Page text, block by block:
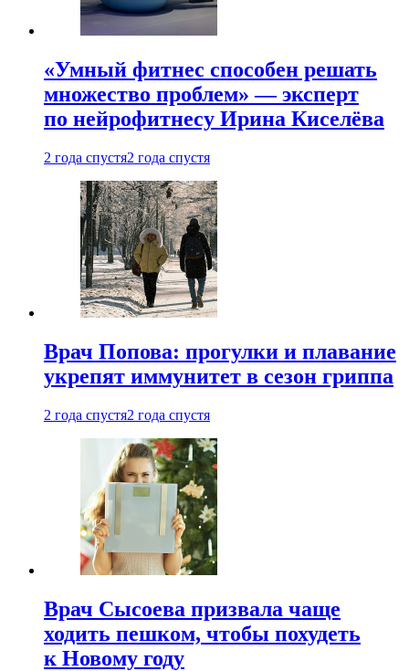
«Умный фитнес способен решать
множество проблем» — эксперт
по нейрофитнесу Ирина Киселёва
2 года спустя2 года спустя
Врач Попова: прогулки и плавание
укрепят иммунитет в сезон гриппа
2 года спустя2 года спустя
Врач Сысоева призвала чаще
ходить пешком, чтобы похудеть
к Новому году